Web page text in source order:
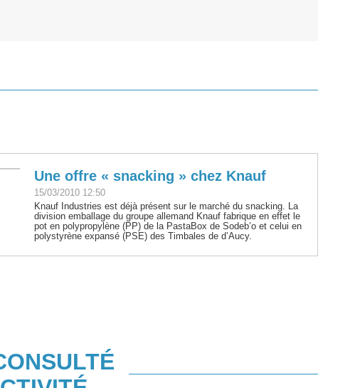
Une offre « snacking » chez Knauf
15/03/2010 12:50
Knauf Industries est déjà présent sur le marché du snacking. La
division emballage du groupe allemand Knauf fabrique en effet le
pot en polypropylène (PP) de la PastaBox de Sodeb’o et celui en
polystyrène expansé (PSE) des Timbales de d’Aucy.